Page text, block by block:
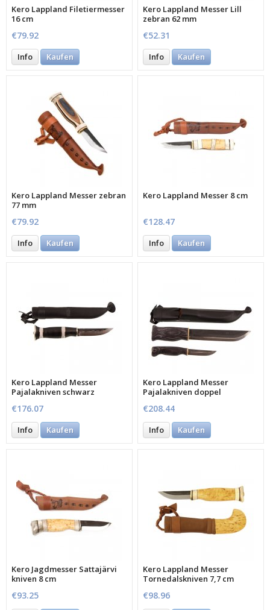
Kero Lappland Filetiermesser
16 cm
€79.92
Info Kaufen
Kero Lappland Messer Lill
zebran 62 mm
€52.31
Info Kaufen
Kero Lappland Messer zebran
77 mm
€79.92
Info Kaufen
Kero Lappland Messer 8 cm
€128.47
Info Kaufen
Kero Lappland Messer
Pajalakniven schwarz
€176.07
Info Kaufen
Kero Lappland Messer
Pajalakniven doppel
€208.44
Info Kaufen
Kero Jagdmesser Sattajärvi
kniven 8 cm
€93.25
Kero Lappland Messer
Tornedalskniven 7,7 cm
€98.96